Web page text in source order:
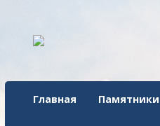
Главная Памятники